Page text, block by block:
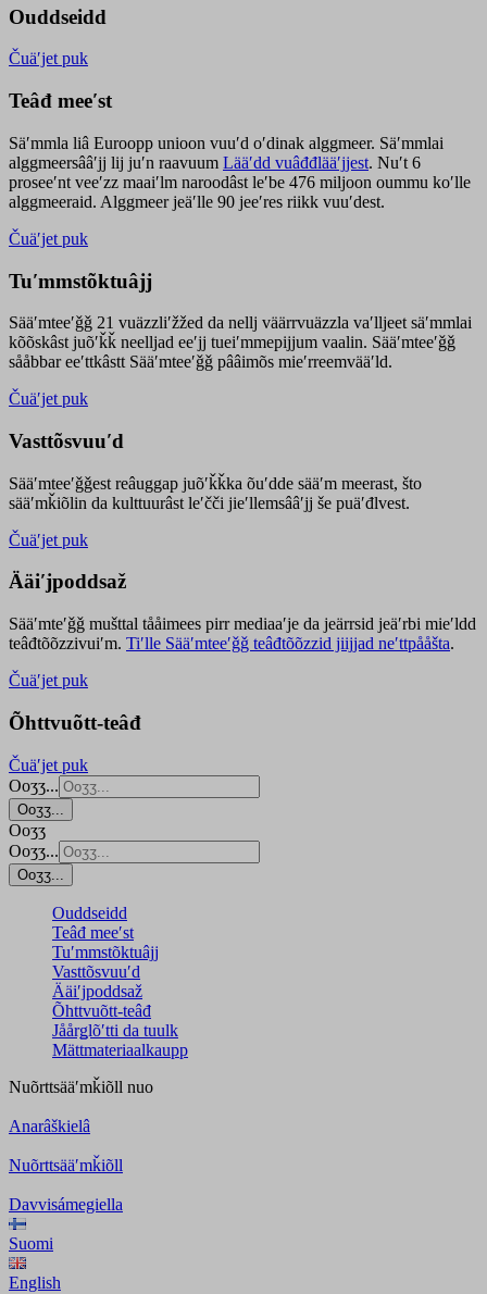
Ouddseidd
Čuäʹjet puk
Teâđ meeʹst
Säʹmmla liâ Euroopp unioon vuuʹd oʹdinak alggmeer. Säʹmmlai
alggmeersââʹjj lij juʹn raavuum Lääʹdd vuâđđlääʹjjest. Nuʹt 6
proseeʹnt veeʹzz maaiʹlm naroodâst leʹbe 476 miljoon oummu koʹlle
alggmeeraid. Alggmeer jeäʹlle 90 jeeʹres riikk vuuʹdest.
Čuäʹjet puk
Tuʹmmstõktuâjj
Sääʹmteeʹǧǧ 21 vuäzzliʹžžed da nellj väärrvuäzzla vaʹlljeet säʹmmlai
kõõskâst juõʹǩǩ neelljad eeʹjj tueiʹmmepijjum vaalin. Sääʹmteeʹǧǧ
sååbbar eeʹttkâstt Sääʹmteeʹǧǧ pââimõs mieʹrreemvääʹld.
Čuäʹjet puk
Vasttõsvuuʹd
Sääʹmteeʹǧǧest reâuggap juõʹǩǩka õuʹdde sääʹm meerast, što
sääʹmǩiõlin da kulttuurâst leʹčči jieʹllemsââʹjj še puäʹđlvest.
Čuäʹjet puk
Ääiʹjpoddsaž
Sääʹmteʹǧǧ mušttal tååimees pirr mediaaʹje da jeärrsid jeäʹrbi mieʹldd
teâđtõõzzivuiʹm. Tiʹlle Sääʹmteeʹǧǧ teâđtõõzzid jiijjad neʹttpååšta.
Čuäʹjet puk
Õhttvuõtt-teâđ
Čuäʹjet puk
Ooʒʒ...
Ooʒʒ...
Ooʒʒ
Ooʒʒ...
Ooʒʒ...
Ouddseidd
Teâđ meeʹst
Tuʹmmstõktuâjj
Vasttõsvuuʹd
Ääiʹjpoddsaž
Õhttvuõtt-teâđ
Jåårǥlõʹtti da tuulk
Mättmateriaalkaupp
Nuõrttsääʹmǩiõll nuo
Anarâškielâ
Nuõrttsääʹmǩiõll
Davvisámegiella
Suomi
English